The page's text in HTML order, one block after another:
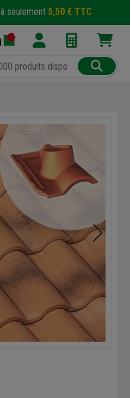
à seulement 5,50 € TTC